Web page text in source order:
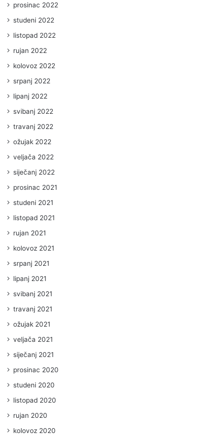
prosinac 2022
studeni 2022
listopad 2022
rujan 2022
kolovoz 2022
srpanj 2022
lipanj 2022
svibanj 2022
travanj 2022
ožujak 2022
veljača 2022
siječanj 2022
prosinac 2021
studeni 2021
listopad 2021
rujan 2021
kolovoz 2021
srpanj 2021
lipanj 2021
svibanj 2021
travanj 2021
ožujak 2021
veljača 2021
siječanj 2021
prosinac 2020
studeni 2020
listopad 2020
rujan 2020
kolovoz 2020